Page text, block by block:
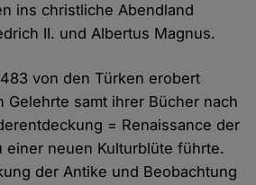
ins christliche Abendland
II. und Albertus Magnus.
von den Türken erobert
Gelehrte samt ihrer Bücher nach
= Renaissance der
einer neuen Kulturblüte führte.
der Antike und Beobachtung